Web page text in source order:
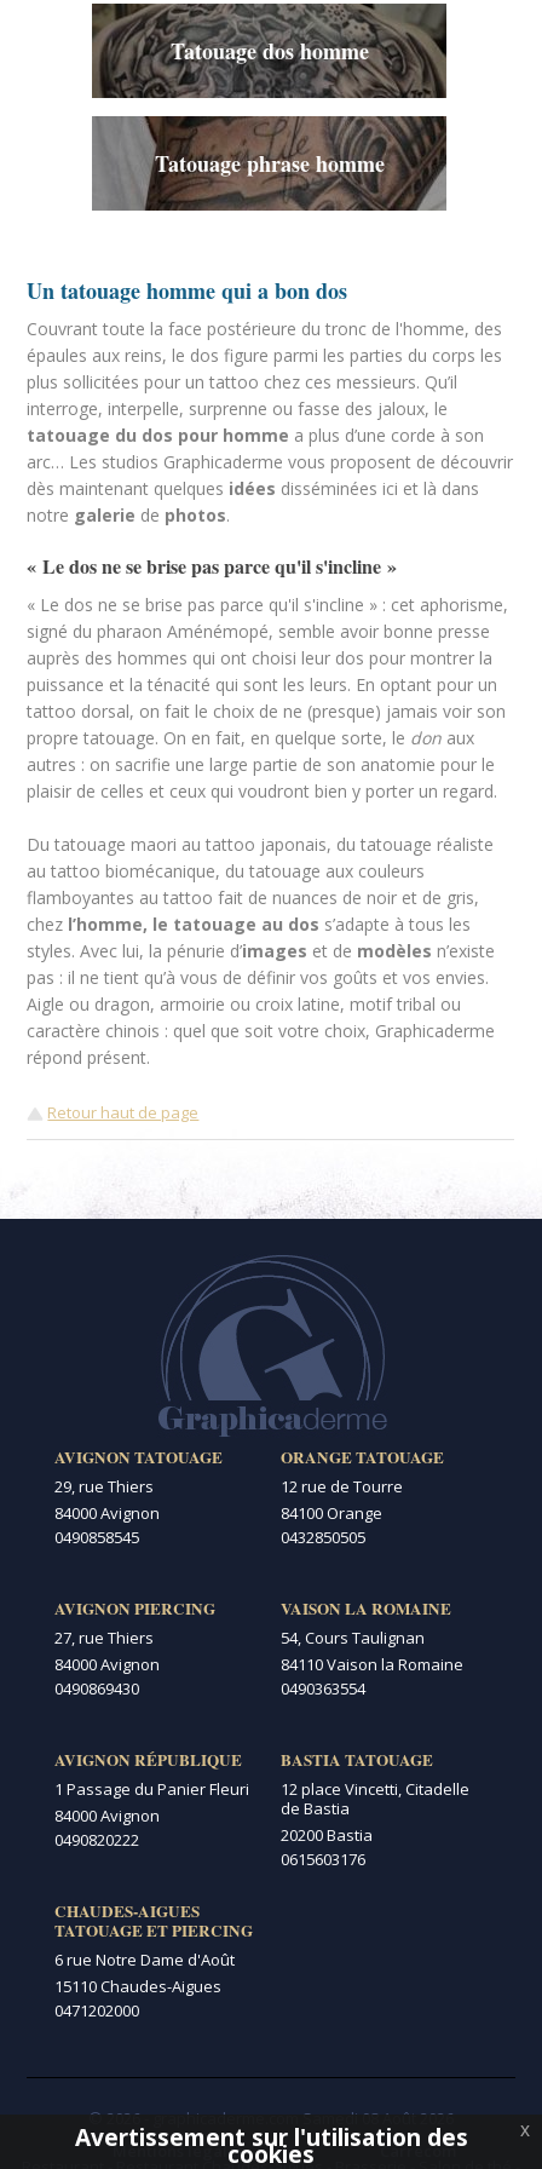
Tatouage dos homme
Tatouage phrase homme
Un tatouage homme qui a bon dos
Couvrant toute la face postérieure du tronc de l'homme, des
épaules aux reins, le dos figure parmi les parties du corps les
plus sollicitées pour un tattoo chez ces messieurs. Qu’il
interroge, interpelle, surprenne ou fasse des jaloux, le
tatouage du dos pour homme a plus d’une corde à son
arc… Les studios Graphicaderme vous proposent de découvrir
dès maintenant quelques idées disséminées ici et là dans
notre galerie de photos.
« Le dos ne se brise pas parce qu'il s'incline »
« Le dos ne se brise pas parce qu'il s'incline » : cet aphorisme,
signé du pharaon Aménémopé, semble avoir bonne presse
auprès des hommes qui ont choisi leur dos pour montrer la
puissance et la ténacité qui sont les leurs. En optant pour un
tattoo dorsal, on fait le choix de ne (presque) jamais voir son
propre tatouage. On en fait, en quelque sorte, le don aux
autres : on sacrifie une large partie de son anatomie pour le
plaisir de celles et ceux qui voudront bien y porter un regard.
Du tatouage maori au tattoo japonais, du tatouage réaliste
au tattoo biomécanique, du tatouage aux couleurs
flamboyantes au tattoo fait de nuances de noir et de gris,
chez l’homme, le tatouage au dos s’adapte à tous les
styles. Avec lui, la pénurie d’images et de modèles n’existe
pas : il ne tient qu’à vous de définir vos goûts et vos envies.
Aigle ou dragon, armoirie ou croix latine, motif tribal ou
caractère chinois : quel que soit votre choix, Graphicaderme
répond présent.
Retour haut de page
AVIGNON TATOUAGE
29, rue Thiers
84000 Avignon
0490858545
AVIGNON PIERCING
27, rue Thiers
84000 Avignon
0490869430
AVIGNON RÉPUBLIQUE
1 Passage du Panier Fleuri
84000 Avignon
0490820222
CHAUDES-AIGUES
TATOUAGE ET PIERCING
6 rue Notre Dame d'Août
15110 Chaudes-Aigues
0471202000
ORANGE TATOUAGE
12 rue de Tourre
84100 Orange
0432850505
VAISON LA ROMAINE
54, Cours Taulignan
84110 Vaison la Romaine
0490363554
BASTIA TATOUAGE
12 place Vincetti, Citadelle
de Bastia
20200 Bastia
0615603176
© 2026 - graphicaderme.com Samedi 08 Août 2026
Menu secondaireMentions légales Carrécom
Avertissement sur l'utilisation des
cookies
x